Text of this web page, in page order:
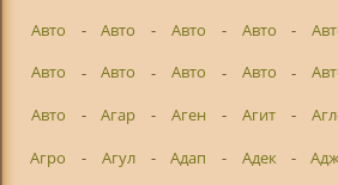
Авто
- Авто - Авто - Авто -
Авто
- Авто - Авто - Авто -
Авто
- Агар - Аген - Агит -
Агро
- Агул - Адап - Адек -